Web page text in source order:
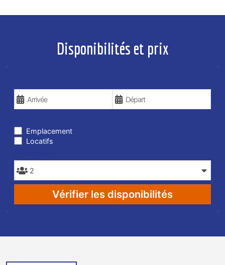
Disponibilités et prix
Emplacement
Locatifs
Vérifier les disponibilités